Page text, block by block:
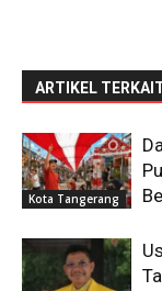
ARTIKEL
Kota Tangerang